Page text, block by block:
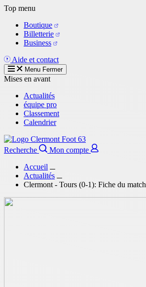
Aller
contenu
principal
Top menu
Boutique
Billetterie
Business
Aide et contact
Menu Fermer
Mises en avant
Actualités
équipe pro
Classement
Calendrier
Recherche
Mon compte
Accueil
Actualités
Clermont - Tours (0-1): Fiche du match